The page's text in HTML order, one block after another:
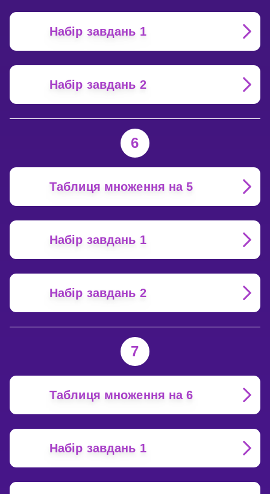
Набір завдань 1
Набір завдань 2
6
Таблиця множення на 5
Набір завдань 1
Набір завдань 2
7
Таблиця множення на 6
Набір завдань 1